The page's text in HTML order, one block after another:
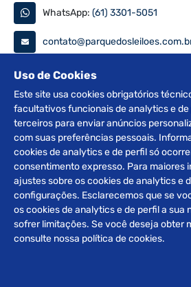
WhatsApp: (61) 3301-5051
Consulte seu documento
Siga nas redes
2012 © Copyright Parque dos
Uso de Cookies
Este site usa cookies obrigatórios
facultativos funcionais de analytics e de
terceiros para enviar anúncios
com suas preferências pessoais.
cookies de analytics e de perfil só
consentimento expresso. Para maiores
ajustes sobre os cookies de analytics e
configurações. Esclarecemos que se
os cookies de analytics e de perfil a sua
sofrer limitações. Se você deseja obter
consulte nossa política de cookies.